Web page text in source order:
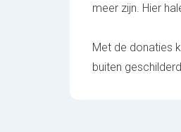
meer zijn. Hier
Met de donaties
buiten